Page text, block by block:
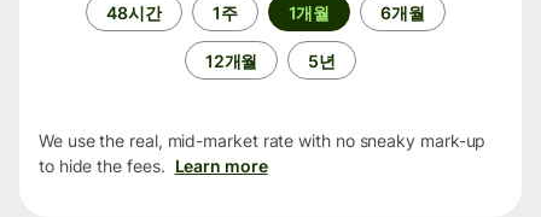
48시간 1주 1개월 6개월
12개월 5년
We use the real, mid-market rate with no sneaky mark-up
to hide the fees. Learn more